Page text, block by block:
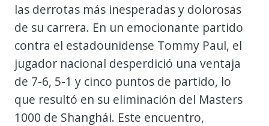
las derrotas más inesperadas y dolorosas
de su carrera. En un emocionante partido
contra el estadounidense Tommy Paul, el
jugador nacional desperdició una ventaja
de 7-6, 5-1 y cinco puntos de partido, lo
que resultó en su eliminación del Masters
1000 de Shanghái. Este encuentro,